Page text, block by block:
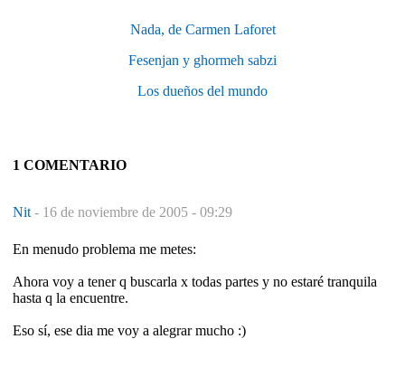
Nada, de Carmen Laforet
Fesenjan y ghormeh sabzi
Los dueños del mundo
1 COMENTARIO
Nit - 16 de noviembre de 2005 - 09:29
En menudo problema me metes:
Ahora voy a tener q buscarla x todas partes y no estaré tranquila
hasta q la encuentre.
Eso sí, ese dia me voy a alegrar mucho :)